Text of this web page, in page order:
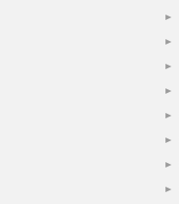
►
►
►
►
►
►
►
►